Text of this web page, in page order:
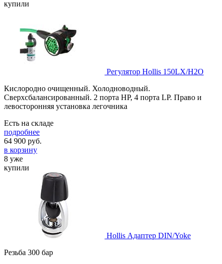
купили
Регулятор Hollis 150LX/H2O
Кислородно очищенный. Холодноводный.
Сверхсбалансированный. 2 порта HP, 4 порта LP. Право и
левосторонняя установка легочника
Есть на складе
подробнее
64 900 руб.
в корзину
8 уже
купили
Hollis Адаптер DIN/Yoke
Резьба 300 бар